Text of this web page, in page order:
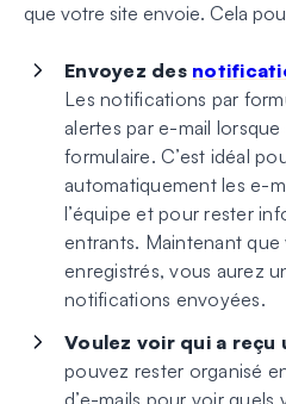
que votre site envoie. Cela
Envoyez des
Les notifications par
alertes par e-mail
formulaire. C’est idéal
automatiquement les e-
l’équipe et pour rester
entrants. Maintenant
enregistrés, vous aurez
notifications envoyées.
Voulez voir qui a reçu
pouvez rester organisé